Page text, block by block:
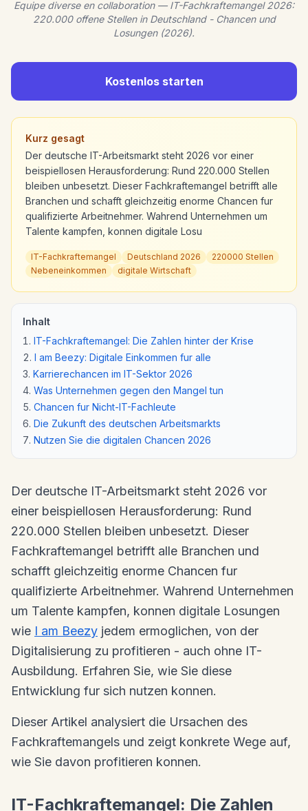
Equipe diverse en collaboration — IT-Fachkraftemangel 2026:
220.000 offene Stellen in Deutschland - Chancen und
Losungen (2026).
Kostenlos starten
Kurz gesagt
Der deutsche IT-Arbeitsmarkt steht 2026 vor einer
beispiellosen Herausforderung: Rund 220.000 Stellen
bleiben unbesetzt. Dieser Fachkraftemangel betrifft alle
Branchen und schafft gleichzeitig enorme Chancen fur
qualifizierte Arbeitnehmer. Wahrend Unternehmen um
Talente kampfen, konnen digitale Losu
IT-Fachkraftemangel Deutschland 2026
220000 Stellen
Nebeneinkommen
digitale Wirtschaft
Inhalt
IT-Fachkraftemangel: Die Zahlen hinter der Krise
I am Beezy: Digitale Einkommen fur alle
Karrierechancen im IT-Sektor 2026
Was Unternehmen gegen den Mangel tun
Chancen fur Nicht-IT-Fachleute
Die Zukunft des deutschen Arbeitsmarkts
Nutzen Sie die digitalen Chancen 2026
Der deutsche IT-Arbeitsmarkt steht 2026 vor
einer beispiellosen Herausforderung: Rund
220.000 Stellen bleiben unbesetzt. Dieser
Fachkraftemangel betrifft alle Branchen und
schafft gleichzeitig enorme Chancen fur
qualifizierte Arbeitnehmer. Wahrend Unternehmen
um Talente kampfen, konnen digitale Losungen
wie I am Beezy jedem ermoglichen, von der
Digitalisierung zu profitieren - auch ohne IT-
Ausbildung. Erfahren Sie, wie Sie diese
Entwicklung fur sich nutzen konnen.
Dieser Artikel analysiert die Ursachen des
Fachkraftemangels und zeigt konkrete Wege auf,
wie Sie davon profitieren konnen.
IT-Fachkraftemangel: Die Zahlen